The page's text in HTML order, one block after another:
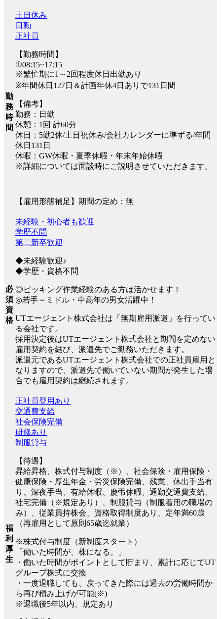
勤
務
時
間
土日休み
日勤
正社員
【勤務時間】
①08:15~17:15
※繁忙期に1～2回程度休日出勤あり
※年間休日127日＆計画年休4日ありで131日間
【備考】
勤務：日勤
休憩：1回 計60分
休日：5勤2休/土日祝休み/会社カレンダーに準ずる/年間
休日131日
休暇：GW休暇・夏季休暇・年末年始休暇
※詳細については面談時にご説明させていただきます。
【雇用形態補足】期間の定め：無
必
須
資
格
未経験・初心者も歓迎
学歴不問
第二新卒歓迎
◆未経験歓迎♪
◆学歴・資格不問
◎ピッキング作業経験のある方は活かせます！
◎若手～ミドル・中高年の男女活躍中！
UTエージェント株式会社は「無期雇用派遣」を行ってい
る会社です。
採用決定後はUTエージェント株式会社と期間を定めない
雇用契約を結び、派遣先でご勤務いただきます。
派遣元であるUTエージェント株式会社での正社員雇用と
なりますので、派遣先で働いていない期間が発生した場
合でも雇用契約は継続されます。
福
利
厚
生
正社員登用あり
交通費支給
社会保険完備
研修あり
制服貸与
【待遇】
昇給昇格、株式付与制度（※）、社会保険・雇用保険・
健康保険・厚生年金・労災保険完備、残業、休出手当有
り、深夜手当、有給休暇、慶弔休暇、通勤交通費支給、
社宅完備（※規定あり）、制服貸与（制服着用の職場の
み）、従業員持株会、資格取得制度あり、定年満60歳
（再雇用として原則65歳迄就業）
※株式付与制度（新制度スタート）
「働いた時間が、株になる。」
・働いた時間がポイントとして貯まり、累計に応じてUT
グループ株式に交換
・一度退職しても、戻ってきた際には過去の労働時間か
ら再び積み上げが可能(※)
※退職後5年以内、規定あり